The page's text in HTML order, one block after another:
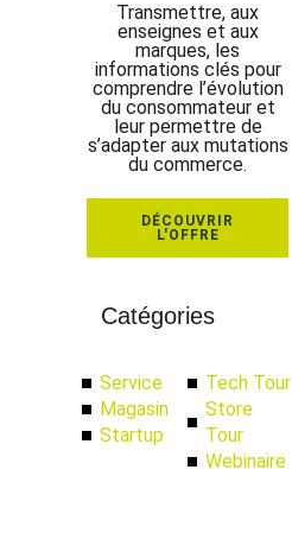
Transmettre, aux
enseignes et aux
marques, les
informations clés pour
comprendre l’évolution
du consommateur et
leur permettre de
s’adapter aux mutations
du commerce.
DÉCOUVRIR
L'OFFRE
Catégories
Service
Magasin
Startup
Tech Tour
Store
Tour
Webinaire